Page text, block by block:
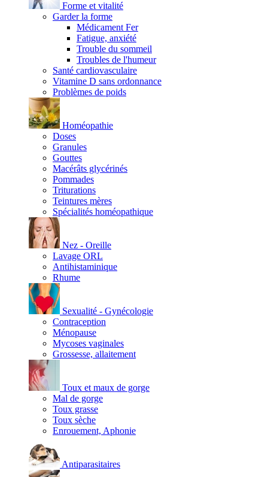
Forme et vitalité
Garder la forme
Médicament Fer
Fatigue, anxiété
Trouble du sommeil
Troubles de l'humeur
Santé cardiovasculaire
Vitamine D sans ordonnance
Problèmes de poids
Homéopathie
Doses
Granules
Gouttes
Macérâts glycérinés
Pommades
Triturations
Teintures mères
Spécialités homéopathique
Nez - Oreille
Lavage ORL
Antihistaminique
Rhume
Sexualité - Gynécologie
Contraception
Ménopause
Mycoses vaginales
Grossesse, allaitement
Toux et maux de gorge
Mal de gorge
Toux grasse
Toux sèche
Enrouement, Aphonie
Antiparasitaires